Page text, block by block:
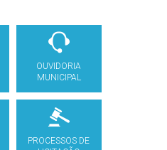
OUVIDORIA
MUNICIPAL
PROCESSOS DE